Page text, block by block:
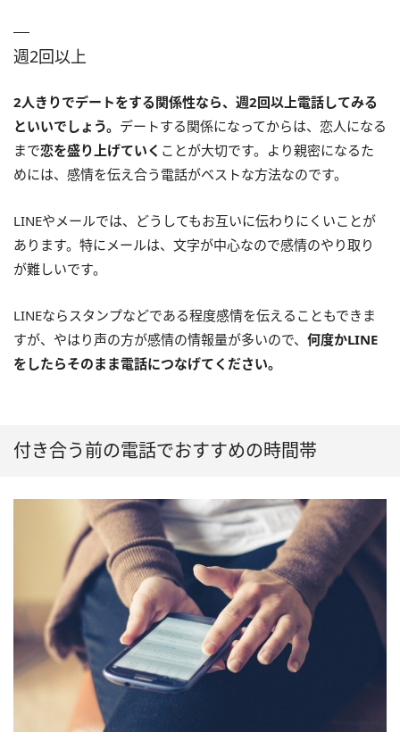
週2回以上
2人きりでデートをする関係性なら、週2回以上電話してみる
といいでしょう。 デートする関係になってからは、恋人になる
まで恋を盛り上げていく ことが大切です。より親密になるた
めには、感情を伝え合う電話がベストな方法なのです。
LINEやメールでは、どうしてもお互いに伝わりにくいことが
あります。特にメールは、文字が中心なので感情のやり取り
が難しいです。
LINEならスタンプなどである程度感情を伝えることもできま
すが、やはり声の方が感情の情報量が多いので、 何度かLINE
をしたらそのまま電話につなげてください。
付き合う前の電話でおすすめの時間帯